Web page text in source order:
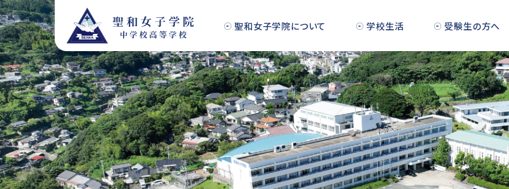
S
k
i
p
t
o
c
o
n
t
e
n
t
聖和女子学院について 学校生活 受験生の方へ